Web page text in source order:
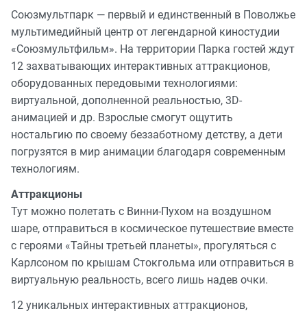
Союзмультпарк — первый и единственный в Поволжье
мультимедийный центр от легендарной киностудии
«Союзмультфильм». На территории Парка гостей ждут
12 захватывающих интерактивных аттракционов,
оборудованных передовыми технологиями:
виртуальной, дополненной реальностью, 3D-
анимацией и др. Взрослые смогут ощутить
ностальгию по своему беззаботному детству, а дети
погрузятся в мир анимации благодаря современным
технологиям.
Аттракционы
Тут можно полетать с Винни-Пухом на воздушном
шаре, отправиться в космическое путешествие вместе
с героями «Тайны третьей планеты», прогуляться с
Карлсоном по крышам Стокгольма или отправиться в
виртуальную реальность, всего лишь надев очки.
12 уникальных интерактивных аттракционов,